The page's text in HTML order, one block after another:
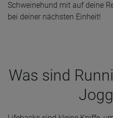
Schweinehund mit auf deine
bei deiner nächsten Einheit!
Was sind